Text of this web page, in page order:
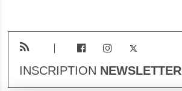
INSCRIPTION NEWSLETTER